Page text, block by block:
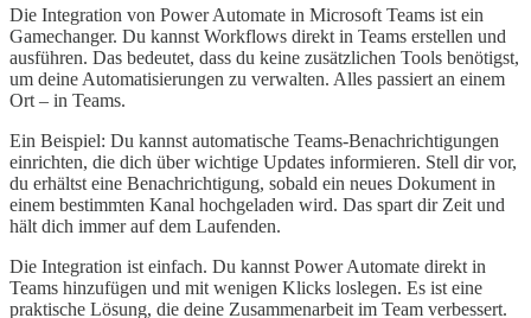
Die Integration von Power Automate in Microsoft Teams ist ein
Gamechanger. Du kannst Workflows direkt in Teams erstellen und
ausführen. Das bedeutet, dass du keine zusätzlichen Tools benötigst,
um deine Automatisierungen zu verwalten. Alles passiert an einem
Ort – in Teams.
Ein Beispiel: Du kannst automatische Teams-Benachrichtigungen
einrichten, die dich über wichtige Updates informieren. Stell dir vor,
du erhältst eine Benachrichtigung, sobald ein neues Dokument in
einem bestimmten Kanal hochgeladen wird. Das spart dir Zeit und
hält dich immer auf dem Laufenden.
Die Integration ist einfach. Du kannst Power Automate direkt in
Teams hinzufügen und mit wenigen Klicks loslegen. Es ist eine
praktische Lösung, die deine Zusammenarbeit im Team verbessert.